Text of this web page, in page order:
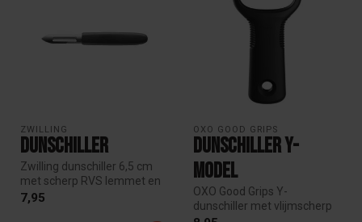
ZWILLING
Dunschiller
Zwilling dunschiller 6,5 cm
met scherp RVS lemmet en
comfortabel antislip
7,95
OXO GOOD GRIPS
Dunschiller Y-
model
OXO Good Grips Y-
dunschiller met vlijmscherp